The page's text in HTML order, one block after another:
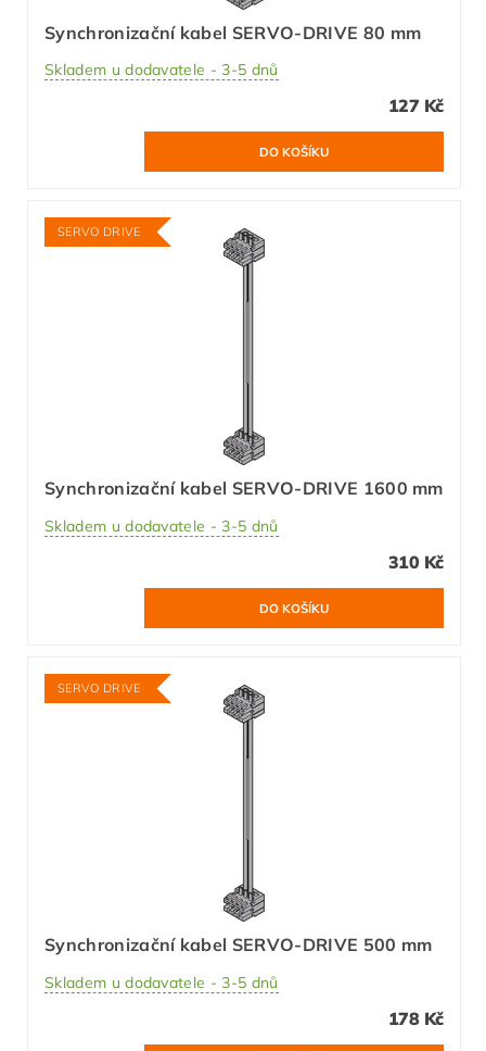
Synchronizační kabel SERVO-DRIVE 80 mm
Skladem u dodavatele - 3-5 dnů
127 Kč
SERVO DRIVE
Synchronizační kabel SERVO-DRIVE 1600 mm
Skladem u dodavatele - 3-5 dnů
310 Kč
SERVO DRIVE
Synchronizační kabel SERVO-DRIVE 500 mm
Skladem u dodavatele - 3-5 dnů
178 Kč